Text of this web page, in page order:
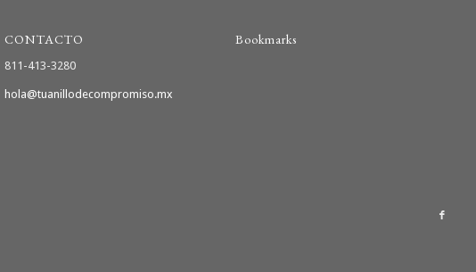
CONTACTO
811-413-3280
hola@tuanillodecompromiso.mx
Bookmarks